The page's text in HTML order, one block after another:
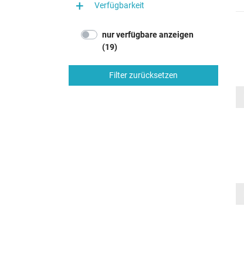
Verfügbarkeit
nur verfügbare anzeigen
(19)
Filter zurücksetzen